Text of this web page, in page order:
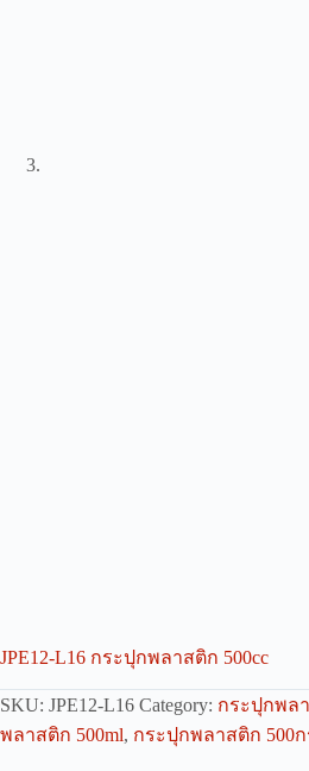
JPE12-L16 กระปุกพลาสติก 500cc
SKU: JPE12-L16 Category: กระปุกพลา
พลาสติก 500ml, กระปุกพลาสติก 500